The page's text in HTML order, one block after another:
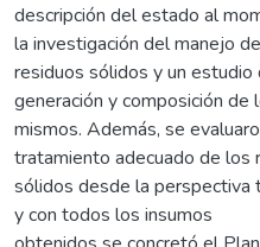
descripción del estado al
la investigación del manejo de
residuos sólidos y un estudio
generación y composición de
mismos. Además, se
tratamiento adecuado de los
sólidos desde la perspectiva
y con todos los insumos